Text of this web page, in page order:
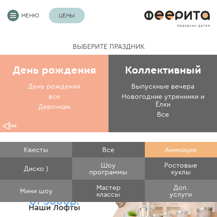
МЕНЮ ЦЕНЫ
ВЫБЕРИТЕ ПРАЗДНИК
День рождения
День рождения
все
Девочкам
Коллективный
Выпускные вечера
Новогодние утренники и
Ёлки
Все
Квесты Все Анимация
Диско ) Шоу
программы
Ростовые
куклы
Мини шоу Мастер
классы
Доп.
услуги
Наши Лофты
от 3000р.